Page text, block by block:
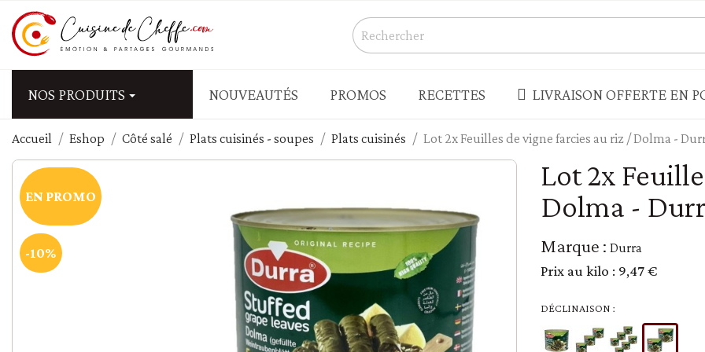
NOS PRODUITS
APÉRITIFS - FRUITS SECS
Olives
Tapas - mezzé - antipasti
Tartinables salés - Tapenades - houmous
PÂTES - RIZ - CÉRÉALES - LÉGUMES SECS
Blé - couscous
CONSERVES - BOCAUX
Champignons
Légumes
Terrines - pâtés - foie gras
PLATS CUISINÉS - SOUPES
Plats cuisinés
NOUVEAUTÉS PROMOS RECETTES LIVRAISON OFFERTE EN
Accueil Eshop Côté salé Plats cuisinés - soupes Plats cuisinés Lot 2x Feuilles de vigne farcies au riz / Dolma -
EN PROMO
-10%
Lot 2x
Dolma -
Marque : Durra
Prix au kilo : 9,47 €
DÉCLINAISON :